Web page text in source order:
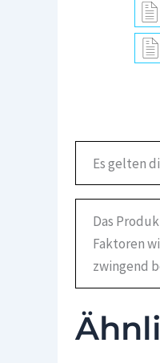
Es gelten
Das
Faktoren
zwingend